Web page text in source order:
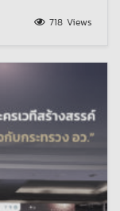
718 Views